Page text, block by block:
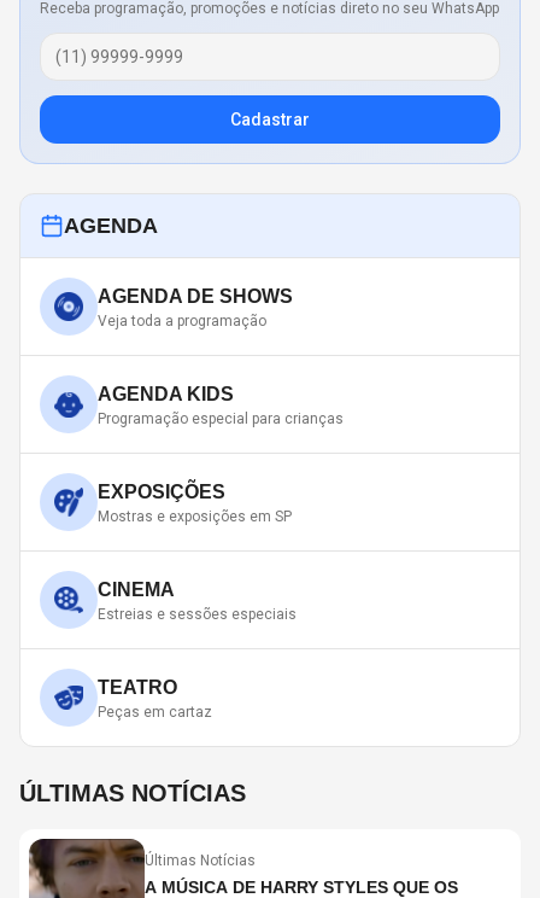
Receba programação, promoções e notícias direto no seu WhatsApp
Cadastrar
AGENDA
AGENDA DE SHOWS
Veja toda a programação
AGENDA KIDS
Programação especial para crianças
EXPOSIÇÕES
Mostras e exposições em SP
CINEMA
Estreias e sessões especiais
TEATRO
Peças em cartaz
ÚLTIMAS NOTÍCIAS
Últimas Notícias
A MÚSICA DE HARRY STYLES QUE OS